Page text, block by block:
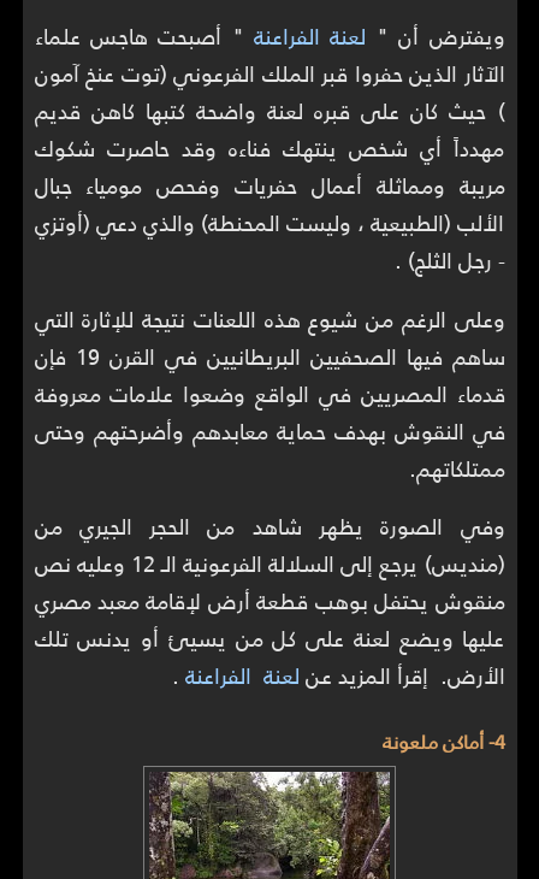
ويفترض أن " لعنة الفراعنة " أصبحت هاجس علماء
الآثار الذين حفروا قبر الملك الفرعوني (توت عنخ آمون
) حيث كان على قبره لعنة واضحة كتبها كاهن قديم
مهدداً أي شخص ينتهك فناءه وقد حاصرت شكوك
مريبة ومماثلة أعمال حفريات وفحص مومياء جبال
الألب (الطبيعية ، وليست المحنطة) والذي دعي (أوتزي
- رجل الثلج) .
وعلى الرغم من شيوع هذه اللعنات نتيجة للإثارة التي
ساهم فيها الصحفيين البريطانيين في القرن 19 فإن
قدماء المصريين في الواقع وضعوا علامات معروفة
في النقوش بهدف حماية معابدهم وأضرحتهم وحتى
ممتلكاتهم.
وفي الصورة يظهر شاهد من الحجر الجيري من
(منديس) يرجع إلى السلالة الفرعونية الـ 12 وعليه نص
منقوش يحتفل بوهب قطعة أرض لإقامة معبد مصري
عليها ويضع لعنة على كل من يسيئ أو يدنس تلك
الأرض. إقرأ المزيد عنلعنة الفراعنة .
4- أماكن ملعونة